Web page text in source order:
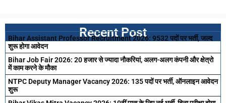
Recent Post
Bihar Assistant Professor Recruitment 2026: 9532 पदों पर भर्ती, जल्द
शुरू होगा आवेदन
Bihar Job Fair 2026: 20 हजार से ज्यादा नौकरियां, अलग-अलग कंपनी और क्षेत्रो
में काम करने के मौका
NTPC Deputy Manager Vacancy 2026: 135 पदों पर भर्ती, ऑनलाइन आवेदन
शुरू